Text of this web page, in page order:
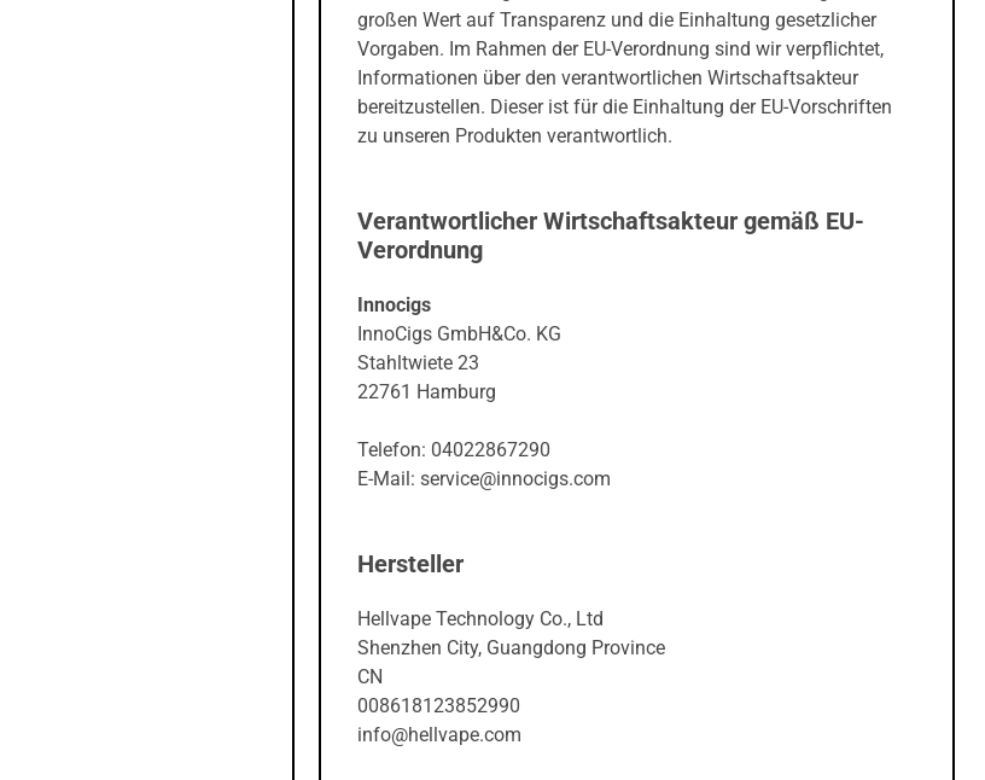
großen Wert auf Transparenz und die Einhaltung gesetzlicher
Vorgaben. Im Rahmen der EU-Verordnung sind wir verpflichtet,
Informationen über den verantwortlichen Wirtschaftsakteur
bereitzustellen. Dieser ist für die Einhaltung der EU-Vorschriften
zu unseren Produkten verantwortlich.
Verantwortlicher Wirtschaftsakteur gemäß EU-
Verordnung
Innocigs
InnoCigs GmbH&Co. KG
Stahltwiete 23
22761 Hamburg
Telefon: 04022867290
E-Mail: service@innocigs.com
Hersteller
Hellvape Technology Co., Ltd
Shenzhen City, Guangdong Province
CN
008618123852990
info@hellvape.com